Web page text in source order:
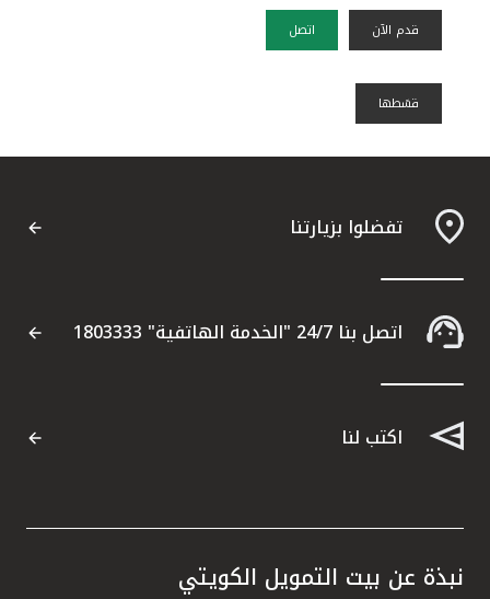
قدم الآن اتصل
قسًطها
تفضلوا بزيارتنا
اتصل بنا 24/7 "الخدمة الهاتفية" 1803333
اكتب لنا
نبذة عن بيت التمويل الكويتي